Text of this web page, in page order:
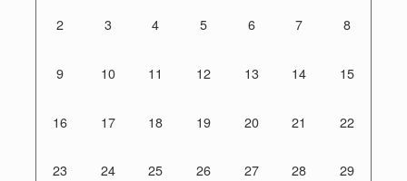
2 3 4 5 6 7 8
9 10 11 12 13 14 15
16 17 18 19 20 21 22
23 24 25 26 27 28 29